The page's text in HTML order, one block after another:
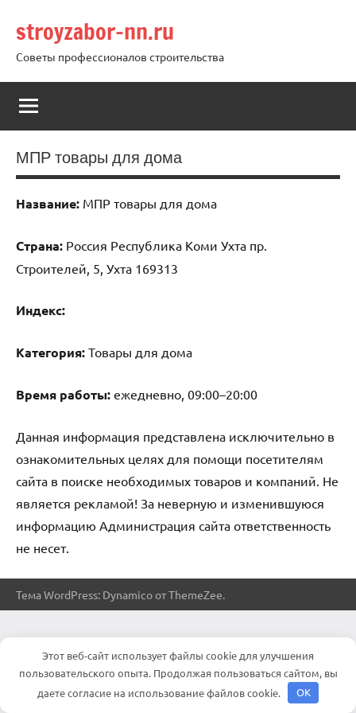
содержимому
stroyzabor-nn.ru
Советы профессионалов строительства
МПР товары для дома
Название: МПР товары для дома
Страна: Россия Республика Коми Ухта пр.
Строителей, 5, Ухта 169313
Индекс:
Категория: Товары для дома
Время работы: ежедневно, 09:00–20:00
Данная информация представлена исключительно в
ознакомительных целях для помощи посетителям
сайта в поиске необходимых товаров и компаний. Не
является рекламой! За неверную и изменившуюся
информацию Администрация сайта ответственность
не несет.
Тема WordPress: Dynamico от ThemeZee.
Этот веб-сайт использует файлы cookie для улучшения
пользовательского опыта. Продолжая пользоваться сайтом, вы
даете согласие на использование файлов cookie.
OK